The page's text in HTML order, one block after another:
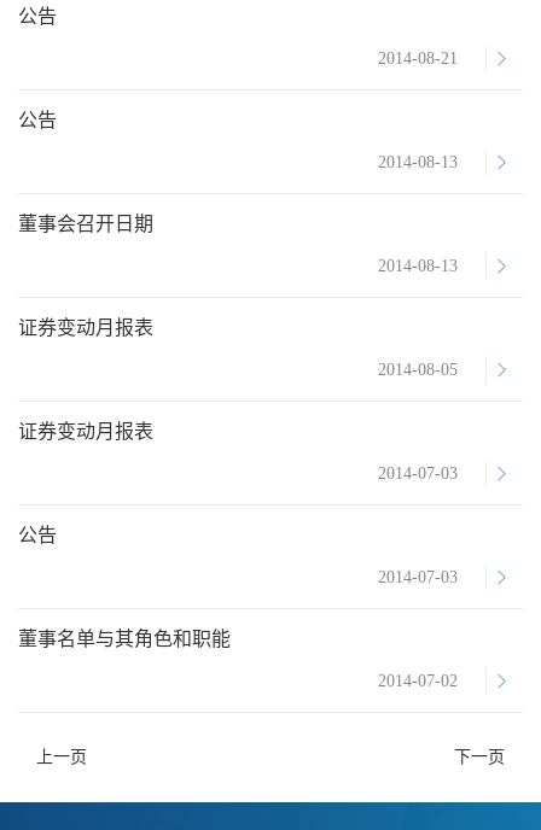
公告
2014-08-21
公告
2014-08-13
董事会召开日期
2014-08-13
证券变动月报表
2014-08-05
证券变动月报表
2014-07-03
公告
2014-07-03
董事名单与其角色和职能
2014-07-02
上一页 下一页